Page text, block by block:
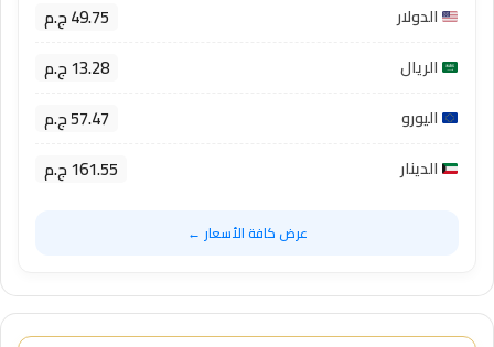
الدولار 49.75 ج.م
الريال 13.28 ج.م
اليورو 57.47 ج.م
الدينار 161.55 ج.م
عرض كافة الأسعار ←